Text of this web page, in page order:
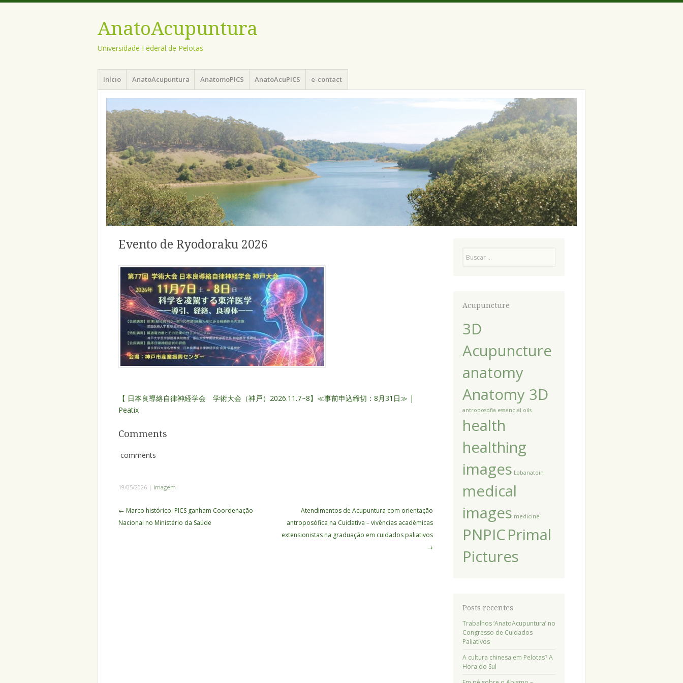
AnatoAcupuntura
Universidade Federal de Pelotas
Menu
Pular
para
conteúdo
Início AnatoAcupuntura AnatomoPICS AnatoAcuPICS e-contact
Evento de Ryodoraku 2026
【 日本良導絡自律神経学会 学術大会（神戸）2026.11.7~8】≪事前申込締切：8月31日≫ |
Peatix
Comments
comments
19/05/2026 | Imagem
Navegação
de
← Marco histórico: PICS ganham Coordenação
Nacional no Ministério da Saúde
Atendimentos de Acupuntura com orientação
antroposófica na Cuidativa – vivências acadêmicas
extensionistas na graduação em cuidados paliativos
→
Acupuncture
3D
Acupuncture
anatomy
Anatomy 3D
antroposofia essencial oils
health
healthing
images Labanatoin
medical
images medicine
PNPICPrimal
Pictures
Posts recentes
Trabalhos ‘AnatoAcupuntura’ no
Congresso de Cuidados
Paliativos
A cultura chinesa em Pelotas? A
Hora do Sul